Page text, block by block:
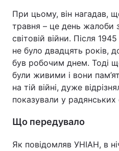
При цьому, він нагадав,
травня – це день жалоби
світовій війни. Після
не було двадцять років,
був робочим днем. Тоді
були живими і вони
на тій війні, дуже
показували у радянських
Що передувало
Як повідомляв УНІАН, в